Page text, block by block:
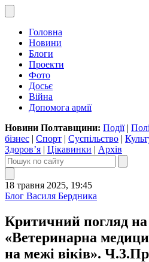
Головна
Новини
Блоги
Проекти
Фото
Досьє
Війна
Допомога армії
Новини Полтавщини: Події|
бізнес | Спорт | Суспільство |
Здоров’я | Цікавинки | Архів
18 травня 2025, 19:45
Блог Василя Бердника
Критичний погляд
«Ветеринарна
на межі віків».